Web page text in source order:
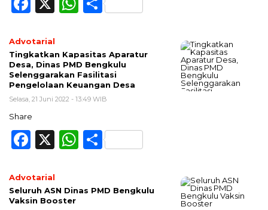
Advotarial
Tingkatkan Kapasitas Aparatur
Desa, Dinas PMD Bengkulu
Selenggarakan Fasilitasi
Pengelolaan Keuangan Desa
Selasa, 21 Juni 2022 - 13:49 WIB
Share
Facebook
X WhatsApp
Share
Advotarial
Seluruh ASN Dinas PMD Bengkulu
Vaksin Booster